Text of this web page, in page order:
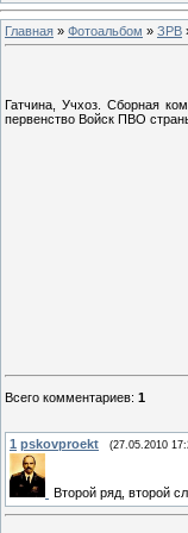
Главная » Фотоальбом » ЗРВ
Гатчина, Учхоз. Сборная
первенство Войск ПВО
Всего комментариев: 1
1 pskovproekt (27.05.2010
Второй ряд, второй